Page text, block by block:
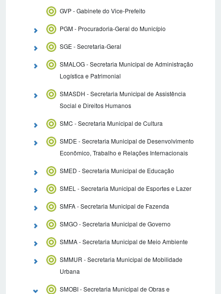
GVP - Gabinete do Vice-Prefeito
PGM - Procuradoria-Geral do Município
SGE - Secretaria-Geral
SMALOG - Secretaria Municipal de Administração
Logística e Patrimonial
SMASDH - Secretaria Municipal de Assistência
Social e Direitos Humanos
SMC - Secretaria Municipal de Cultura
SMDE - Secretaria Municipal de Desenvolvimento
Econômico, Trabalho e Relações Internacionais
SMED - Secretaria Municipal de Educação
SMEL - Secretaria Municipal de Esportes e Lazer
SMFA - Secretaria Municipal de Fazenda
SMGO - Secretaria Municipal de Governo
SMMA - Secretaria Municipal de Meio Ambiente
SMMUR - Secretaria Municipal de Mobilidade
Urbana
SMOBI - Secretaria Municipal de Obras e